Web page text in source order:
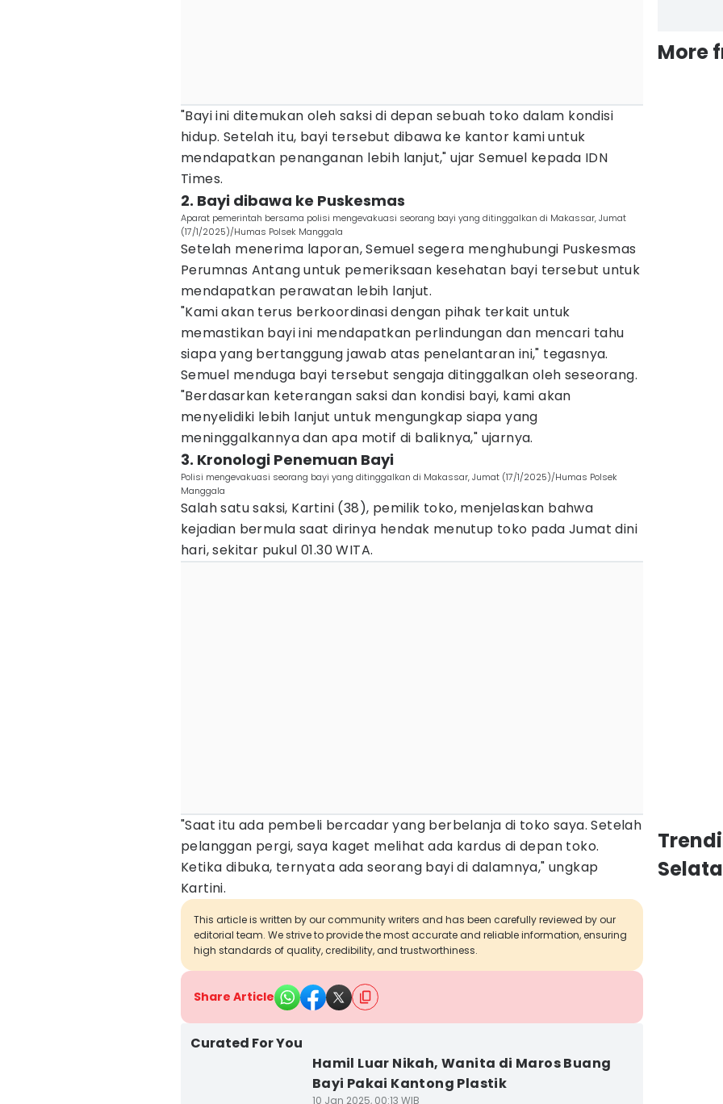
"Bayi ini ditemukan oleh saksi di depan sebuah toko dalam kondisi
hidup. Setelah itu, bayi tersebut dibawa ke kantor kami untuk
mendapatkan penanganan lebih lanjut," ujar Semuel kepada IDN
Times.
2. Bayi dibawa ke Puskesmas
Aparat pemerintah bersama polisi mengevakuasi seorang bayi yang ditinggalkan di Makassar, Jumat
(17/1/2025)/Humas Polsek Manggala
Setelah menerima laporan, Semuel segera menghubungi Puskesmas
Perumnas Antang untuk pemeriksaan kesehatan bayi tersebut untuk
mendapatkan perawatan lebih lanjut.
"Kami akan terus berkoordinasi dengan pihak terkait untuk
memastikan bayi ini mendapatkan perlindungan dan mencari tahu
siapa yang bertanggung jawab atas penelantaran ini," tegasnya.
Semuel menduga bayi tersebut sengaja ditinggalkan oleh seseorang.
"Berdasarkan keterangan saksi dan kondisi bayi, kami akan
menyelidiki lebih lanjut untuk mengungkap siapa yang
meninggalkannya dan apa motif di baliknya," ujarnya.
3. Kronologi Penemuan Bayi
Polisi mengevakuasi seorang bayi yang ditinggalkan di Makassar, Jumat (17/1/2025)/Humas Polsek
Manggala
Salah satu saksi, Kartini (38), pemilik toko, menjelaskan bahwa
kejadian bermula saat dirinya hendak menutup toko pada Jumat dini
hari, sekitar pukul 01.30 WITA.
"Saat itu ada pembeli bercadar yang berbelanja di toko saya. Setelah
pelanggan pergi, saya kaget melihat ada kardus di depan toko.
Ketika dibuka, ternyata ada seorang bayi di dalamnya," ungkap
Kartini.
This article is written by our community writers and has been carefully reviewed by our
editorial team. We strive to provide the most accurate and reliable information, ensuring
high standards of quality, credibility, and trustworthiness.
Share Article
Curated For You
Hamil Luar Nikah, Wanita di Maros Buang
Bayi Pakai Kantong Plastik
10 Jan 2025, 00:13 WIB
More